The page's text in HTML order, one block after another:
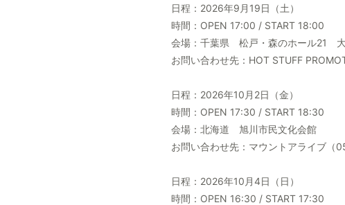
日程：2026年9月19日（土）
時間：OPEN 17:00 / START 18:00
会場：千葉県 松戸・森のホール21
お問い合わせ先：HOT STUFF
日程：2026年10月2日（金）
時間：OPEN 17:30 / START 18:30
会場：北海道 旭川市民文化会館
お問い合わせ先：マウントアライブ（
日程：2026年10月4日（日）
時間：OPEN 16:30 / START 17:30